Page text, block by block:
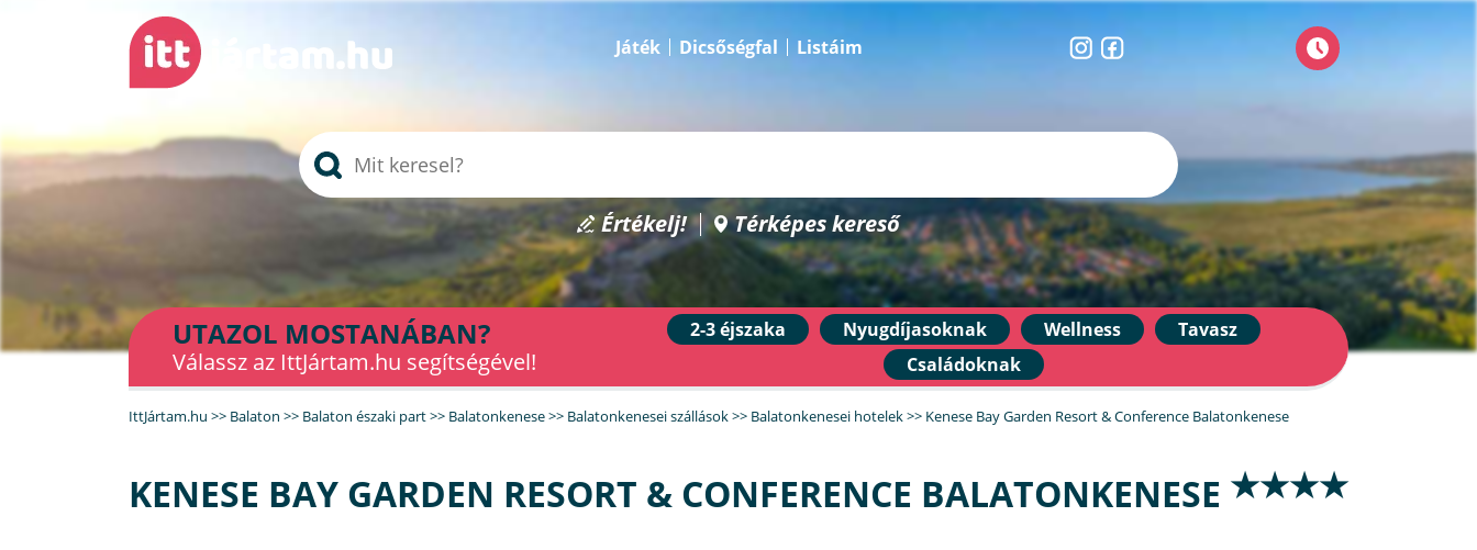
Játék Dicsőségfal Listáim
Értékelj! Térképes kereső
UTAZOL MOSTANÁBAN?
Válassz az IttJártam.hu segítségével!
2-3 éjszaka Nyugdíjasoknak Wellness
Tavasz
Családoknak
IttJártam.hu >> Balaton >> Balaton északi part>> Balatonkenese>> Balatonkenesei szállások>> Balatonkenesei hotelek>> Kenese Bay Garden Resort & Conference Balatonkenese
KENESE BAY GARDEN RESORT & CONFERENCE BALATONKENESE ★★★★